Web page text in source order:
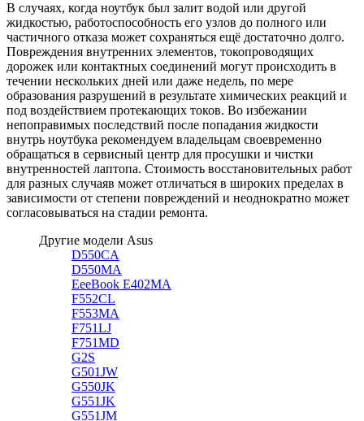
В случаях, когда ноутбук был залит водой или другой
жидкостью, работоспособность его узлов до полного или
частичного отказа может сохраняться ещё достаточно долго.
Повреждения внутренних элементов, токопроводящих
дорожек или контактных соединений могут происходить в
течении нескольких дней или даже недель, по мере
образования разрушений в результате химических реакций и
под воздействием протекающих токов. Во избежании
непоправимых последствий после попадания жидкости
внутрь ноутбука рекомендуем владельцам своевременно
обращаться в сервисный центр для просушки и чистки
внутренностей лаптопа. Стоимость восстановительных работ
для разных случаяв может отличаться в широких пределах в
зависимости от степени повреждений и неоднократно может
согласовываться на стадии ремонта.
Другие модели Asus
D550CA
D550MA
EeeBook E402MA
F552CL
F553MA
F751LJ
F751MD
G2S
G501JW
G550JK
G551JK
G551JM